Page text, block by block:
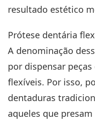
resultado estético
Prótese dentária
A denominação
por dispensar
flexíveis. Por isso,
dentaduras
aqueles que